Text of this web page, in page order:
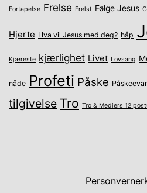
Fortapelse Frelse Frelst Følge Jesus
Hjerte Hva vil Jesus med deg? håp
Kjæreste kjærlighet Livet Lovsang
nåde Profeti Påske
tilgivelse Tro Tro & Mediers 12